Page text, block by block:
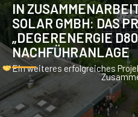
IN
SOLAR GMBH: DAS
„DEGERENERGIE
NACHFÜHRANLAGE
Ein weiteres erfolgreiches